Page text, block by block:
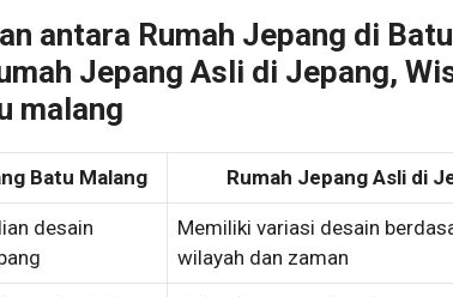
antara Rumah Jepang di Batu
Jepang Asli di Jepang,
malang
Batu Malang Rumah Jepang Asli di
desain
Memiliki variasi desain
wilayah dan zaman